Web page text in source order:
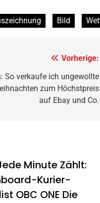
Bild
Vorherige:
So verkaufe ich ungewollte
zum Höchstpreis
auf Ebay und Co.
Minute Zählt:
Kurier-
OBC ONE Die